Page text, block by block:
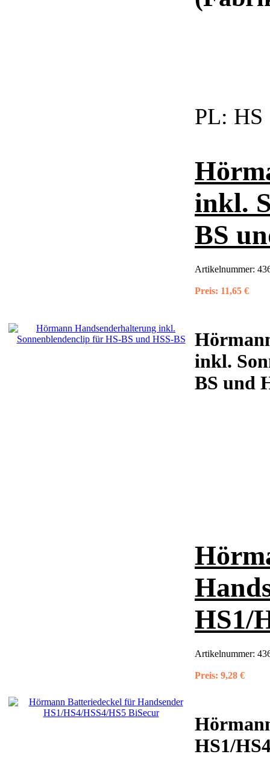
PL: HS
inkl.
BS
Artikelnummer:
Preis: 11,65 €
inkl.
BS und
HS1/
Artikelnummer:
Preis: 9,28 €
HS1/